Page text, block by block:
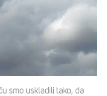
smo uskladili tako, da